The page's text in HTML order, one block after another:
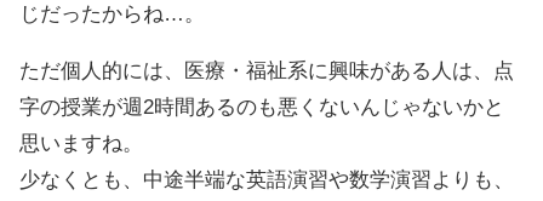
じだったからね…。
ただ個人的には、医療・福祉系に興味がある人は、点
字の授業が週2時間あるのも悪くないんじゃないかと
思いますね。
少なくとも、中途半端な英語演習や数学演習よりも、